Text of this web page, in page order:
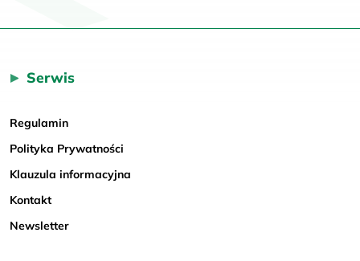
Serwis
Regulamin
Polityka Prywatności
Klauzula informacyjna
Kontakt
Newsletter